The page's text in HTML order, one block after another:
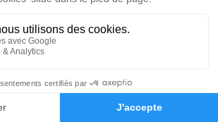
Hommages
Je rends hommage